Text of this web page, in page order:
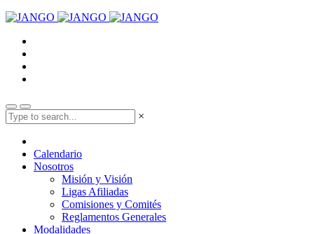
×
Calendario
Nosotros
Misión y Visión
Ligas Afiliadas
Comisiones y Comités
Reglamentos Generales
Modalidades